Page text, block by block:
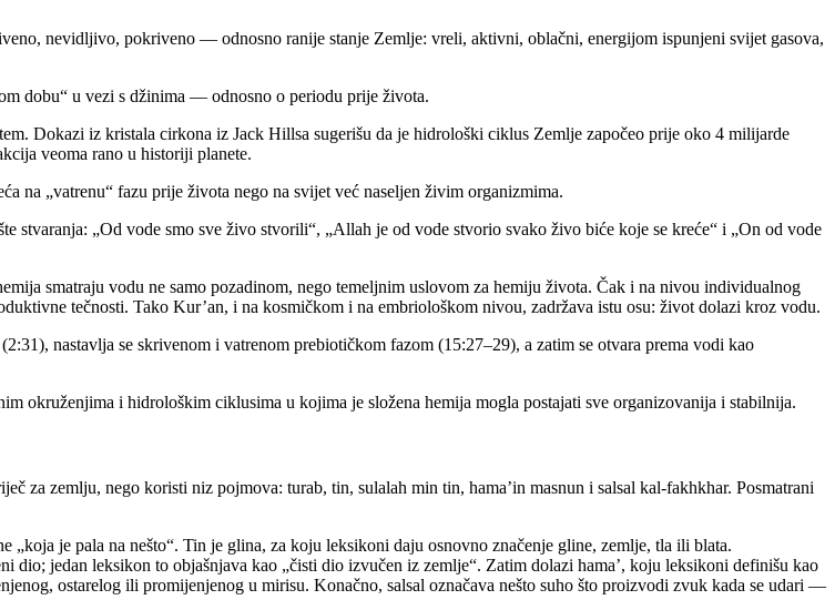
nevidljivo, pokriveno — odnosno ranije stanje Zemlje: vreli, aktivni, oblačni, energijom ispunjeni svijet gasova,
dobu“ u vezi s džinima — odnosno o periodu prije života.
Dokazi iz kristala cirkona iz Jack Hillsa sugerišu da je hidrološki ciklus Zemlje započeo prije oko 4 milijarde
veoma rano u historiji planete.
„vatrenu“ fazu prije života nego na svijet već naseljen živim organizmima.
stvaranja: „Od vode smo sve živo stvorili“, „Allah je od vode stvorio svako živo biće koje se kreće“ i „On od vode
smatraju vodu ne samo pozadinom, nego temeljnim uslovom za hemiju života. Čak i na nivou individualnog
tečnosti. Tako Kur’an, i na kosmičkom i na embriološkom nivou, zadržava istu osu: život dolazi kroz vodu.
nastavlja se skrivenom i vatrenom prebiotičkom fazom (15:27–29), a zatim se otvara prema vodi kao
okruženjima i hidrološkim ciklusima u kojima je složena hemija mogla postajati sve organizovanija i stabilnija.
za zemlju, nego koristi niz pojmova: turab, tin, sulalah min tin, hama’in masnun i salsal kal-fakhkhar. Posmatrani
„koja je pala na nešto“. Tin je glina, za koju leksikoni daju osnovno značenje gline, zemlje, tla ili blata.
dio; jedan leksikon to objašnjava kao „čisti dio izvučen iz zemlje“. Zatim dolazi hama’, koju leksikoni definišu kao
ostarelog ili promijenjenog u mirisu. Konačno, salsal označava nešto suho što proizvodi zvuk kada se udari —